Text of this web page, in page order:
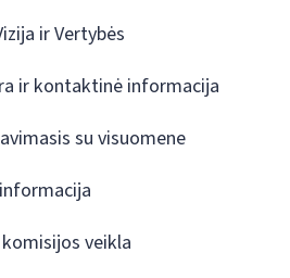
ir Vertybės
ir kontaktinė informacija
su visuomene
veikla